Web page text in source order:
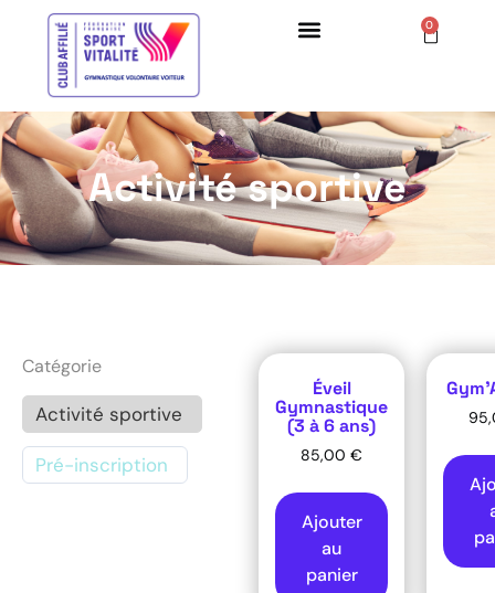
0
Activité sportive
Catégorie
Activité sportive
Pré-inscription
Éveil
Gymnastique
(3 à 6 ans)
85,00 €
Ajouter
au
panier